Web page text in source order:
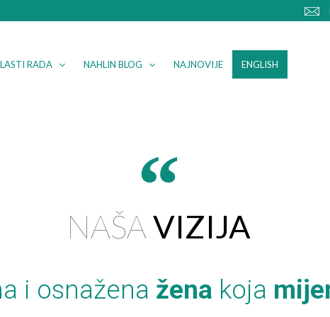
RADA NAHLIN BLOG NAJNOVIJE ENGLISH
NAŠAVIZIJA
i osnažena žena koja